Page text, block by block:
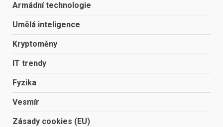
Armádní technologie
Umělá inteligence
Kryptoměny
IT trendy
Fyzika
Vesmír
Zásady cookies (EU)